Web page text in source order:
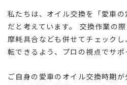
私たちは、オイル交換を「愛車
だと考えています。 交換作業の
摩耗具合なども併せてチェック
転できるよう、プロの視点でサポ
ご自身の愛車のオイル交換時期